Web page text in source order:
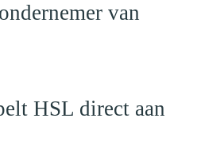
van
HSL direct aan